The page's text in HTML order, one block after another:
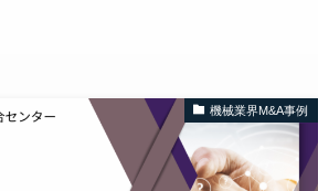
機械業界M&A事例